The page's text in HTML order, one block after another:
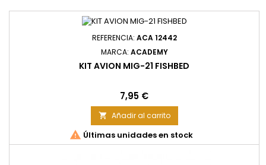
REFERENCIA: ACA 12442
MARCA: ACADEMY
KIT AVION MIG-21 FISHBED
Precio
7,95 €
 Añadir al carrito
 Últimas unidades en stock